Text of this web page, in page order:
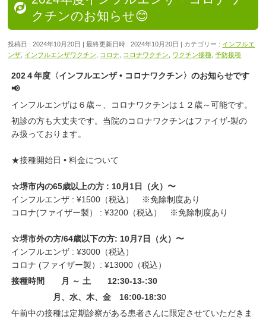
クチンのお知らせ😊
投稿日 : 2024年10月20日 最終更新日時 : 2024年10月20日 カテゴリー : インフルエ
ンザ インフルエンザワクチン コロナ コロナワクチン ワクチン接種 ,予防接種
202４年度〈インフルエンザ • コロナワクチン〉のお知らせです
📢
インフルエンザは６歳～、コロナワクチンは１２歳～可能です。
初診の方も大丈夫です。当院のコロナワクチンはファイザ-製の
み扱っております。
★接種開始日 • 料金について
☆堺市内の65歳以上の方 : 10月1日（火）〜
インフルエンザ : ¥1500（税込） ※免除制度あり
コロナ(ファイザー製） : ¥3200（税込） ※免除制度あり
☆堺市外の方/64歳以下の方: 10月7日（火）〜
インフルエンザ : ¥3000（税込）
コロナ (ファイザー製）: ¥13000（税込）
接種時間 月 ～ 土 12:30-13-:30
月、水、木、金 16:00-18:30
午前中の接種は定期診察がある患者さんに限定させていただきま